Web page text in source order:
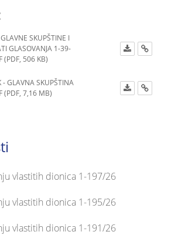
SKUPŠTINE I
GLASOVANJA 1-39-
(PDF, 506 KB)
- GLAVNA SKUPŠTINA
(PDF, 7,16 MB)
vlastitih dionica 1-197/26
vlastitih dionica 1-195/26
vlastitih dionica 1-191/26